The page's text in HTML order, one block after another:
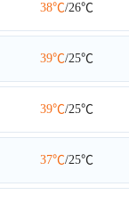
38℃/26℃
39℃/25℃
39℃/25℃
37℃/25℃